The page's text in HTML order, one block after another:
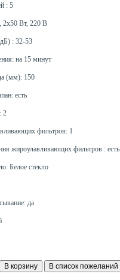
: 5
2х50 Вт, 220 В
: 32-53
на 15 минут
(мм): 150
есть
2
фильтров: 1
жироулавливающих фильтров : есть
Белое стекло
да